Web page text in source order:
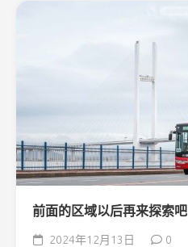
前面的区域以后再来探索吧
2024年12月13日 0